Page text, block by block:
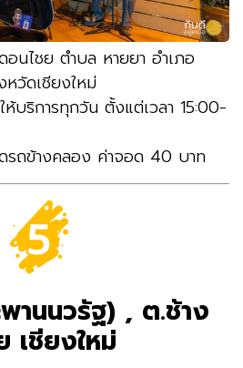
นไชย ตำบล หายยา อำเภอ
หวัดเชียงใหม่
ห้บริการทุกวัน ตั้งแต่เวลา 15:00-
รถข้างคลอง ค่าจอด 40 บาท
านนวรัฐ) , ต.ช้าง
เชียงใหม่